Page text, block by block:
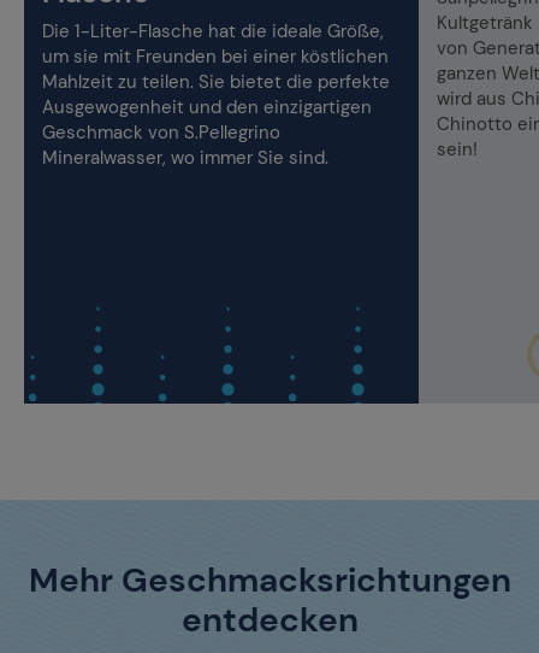
Die 1-Liter-Flasche hat die ideale Größe,
um sie mit Freunden bei einer köstlichen
Mahlzeit zu teilen. Sie bietet die perfekte
Ausgewogenheit und den einzigartigen
Geschmack von S.Pellegrino
Mineralwasser, wo immer Sie sind.
von
ganzen
wird aus
Chinotto
sein!
Mehr Geschmacksrichtungen
entdecken